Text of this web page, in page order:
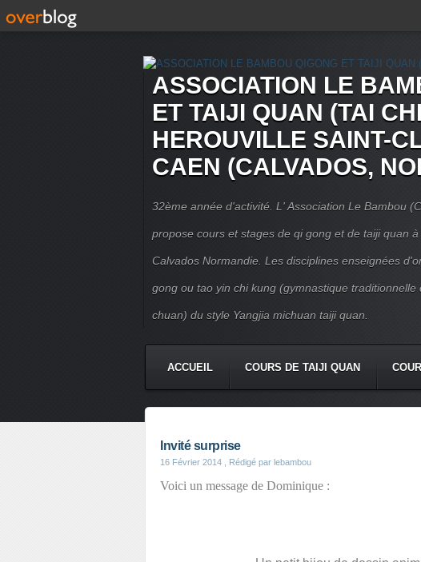
ASSOCIATION LE
ET TAIJI QUAN (TAI
HEROUVILLE SAINT-
CAEN (CALVADOS,
32ème année d'activité. L' Association Le Bambou
propose cours et stages de qi gong et de taiji quan
Calvados Normandie. Les disciplines enseignées
gong ou tao yin chi kung (gymnastique
chuan) du style Yangjia michuan taiji quan.
ACCUEIL COURS DE TAIJI QUAN
Invité surprise
16 Février 2014 , Rédigé par lebambou
Voici un message de Dominique :